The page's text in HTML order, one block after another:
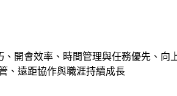
開會效率、時間管理與任務優先、
、遠距協作與職涯持續成長